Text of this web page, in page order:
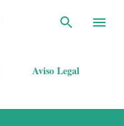
Aviso Legal